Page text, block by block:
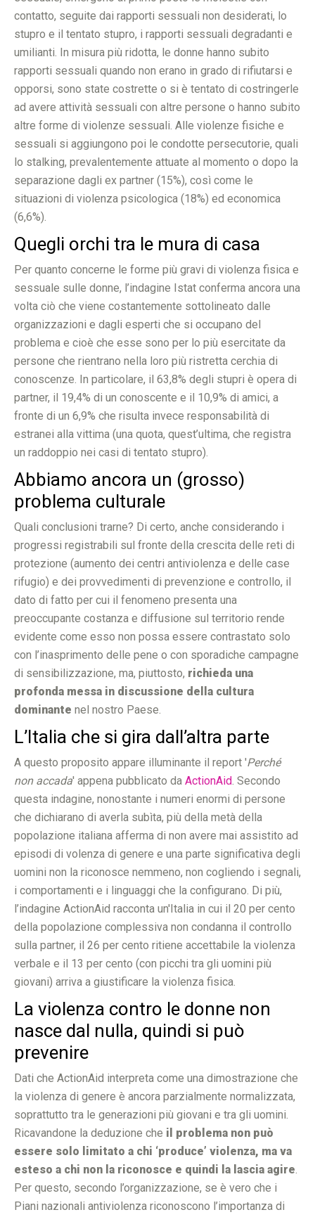
contatto, seguite dai rapporti sessuali non desiderati, lo
stupro e il tentato stupro, i rapporti sessuali degradanti e
umilianti. In misura più ridotta, le donne hanno subito
rapporti sessuali quando non erano in grado di rifiutarsi e
opporsi, sono state costrette o si è tentato di costringerle
ad avere attività sessuali con altre persone o hanno subito
altre forme di violenze sessuali. Alle violenze fisiche e
sessuali si aggiungono poi le condotte persecutorie, quali
lo stalking, prevalentemente attuate al momento o dopo la
separazione dagli ex partner (15%), così come le
situazioni di violenza psicologica (18%) ed economica
(6,6%).
Quegli orchi tra le mura di casa
Per quanto concerne le forme più gravi di violenza fisica e
sessuale sulle donne, l’indagine Istat conferma ancora una
volta ciò che viene costantemente sottolineato dalle
organizzazioni e dagli esperti che si occupano del
problema e cioè che esse sono per lo più esercitate da
persone che rientrano nella loro più ristretta cerchia di
conoscenze. In particolare, il 63,8% degli stupri è opera di
partner, il 19,4% di un conoscente e il 10,9% di amici, a
fronte di un 6,9% che risulta invece responsabilità di
estranei alla vittima (una quota, quest’ultima, che registra
un raddoppio nei casi di tentato stupro).
Abbiamo ancora un (grosso)
problema culturale
Quali conclusioni trarne? Di certo, anche considerando i
progressi registrabili sul fronte della crescita delle reti di
protezione (aumento dei centri antiviolenza e delle case
rifugio) e dei provvedimenti di prevenzione e controllo, il
dato di fatto per cui il fenomeno presenta una
preoccupante costanza e diffusione sul territorio rende
evidente come esso non possa essere contrastato solo
con l’inasprimento delle pene o con sporadiche campagne
di sensibilizzazione, ma, piuttosto, richieda una
profonda messa in discussione della cultura
dominante nel nostro Paese.
L’Italia che si gira dall’altra parte
A questo proposito appare illuminante il report 'Perché
non accada' appena pubblicato da ActionAid. Secondo
questa indagine, nonostante i numeri enormi di persone
che dichiarano di averla subìta, più della metà della
popolazione italiana afferma di non avere mai assistito ad
episodi di volenza di genere e una parte significativa degli
uomini non la riconosce nemmeno, non cogliendo i segnali,
i comportamenti e i linguaggi che la configurano. Di più,
l’indagine ActionAid racconta un'Italia in cui il 20 per cento
della popolazione complessiva non condanna il controllo
sulla partner, il 26 per cento ritiene accettabile la violenza
verbale e il 13 per cento (con picchi tra gli uomini più
giovani) arriva a giustificare la violenza fisica.
La violenza contro le donne non
nasce dal nulla, quindi si può
prevenire
Dati che ActionAid interpreta come una dimostrazione che
la violenza di genere è ancora parzialmente normalizzata,
soprattutto tra le generazioni più giovani e tra gli uomini.
Ricavandone la deduzione che il problema non può
essere solo limitato a chi ‘produce’ violenza, ma va
esteso a chi non la riconosce e quindi la lascia agire.
Per questo, secondo l’organizzazione, se è vero che i
Piani nazionali antiviolenza riconoscono l’importanza di